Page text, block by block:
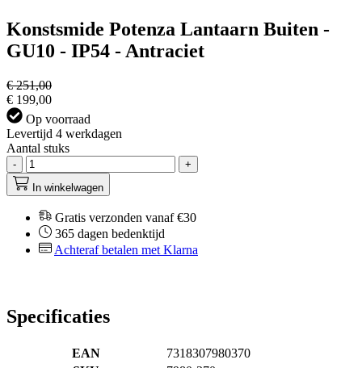
Konstsmide Potenza Lantaarn Buiten -
GU10 - IP54 - Antraciet
€ 251,00
€ 199,00
Op voorraad
Levertijd 4 werkdagen
Aantal stuks
-
+
In winkelwagen
Gratis verzonden vanaf €30
365 dagen bedenktijd
Achteraf betalen met Klarna
Specificaties
EAN
7318307980370